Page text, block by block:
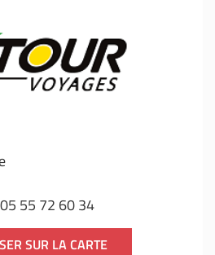
05 55 72 60 34
SUR LA CARTE